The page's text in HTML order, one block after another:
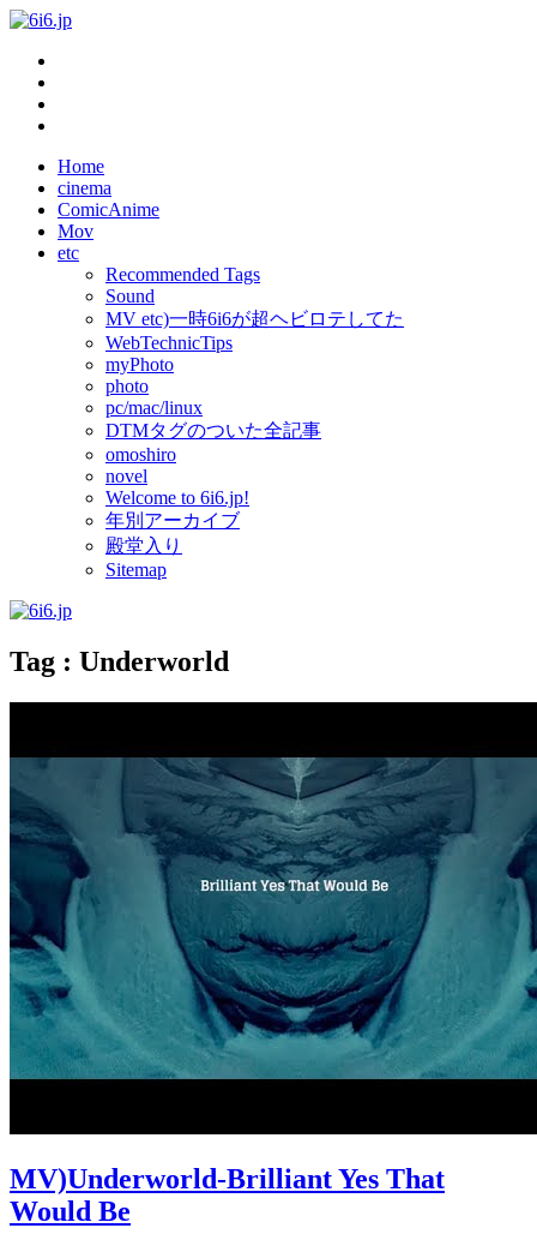
Home
cinema
ComicAnime
Mov
etc
Recommended Tags
Sound
MV etc)一時6i6が超ヘビロテしてた
WebTechnicTips
myPhoto
photo
pc/mac/linux
DTMタグのついた全記事
omoshiro
novel
Welcome to 6i6.jp!
年別アーカイブ
殿堂入り
Sitemap
Tag : Underworld
MV)Underworld-Brilliant Yes That
Would Be